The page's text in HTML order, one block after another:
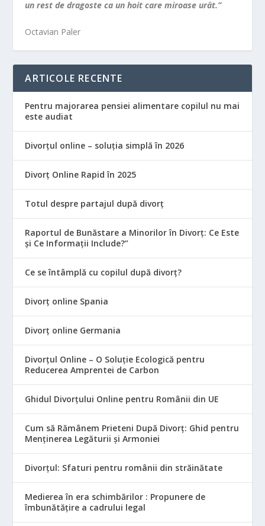
un rest de dragoste ca un hoit care miroase urât.”
Octavian Paler
ARTICOLE RECENTE
Pentru majorarea pensiei alimentare copilul nu mai
este audiat
Divorțul online – soluția simplă în 2026
Divorț Online Rapid în 2025
Totul despre partajul după divorț
Raportul de Bunăstare a Minorilor în Divorț: Ce Este
și Ce Informații Include?”
Ce se întâmplă cu copilul după divorț?
Divorț online Spania
Divorț online Germania
Divorțul Online – O Soluție Ecologică pentru
Reducerea Amprentei de Carbon
Ghidul Divorțului Online pentru Românii din UE
Cum să Rămânem Prieteni După Divorț: Ghid pentru
Menținerea Legăturii și Armoniei
Divorțul: Sfaturi pentru românii din străinătate
Medierea în era schimbărilor : Propunere de
îmbunătățire a cadrului legal